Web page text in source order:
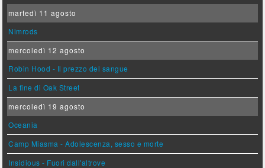
martedì 11 agosto
Nimrods
mercoledì 12 agosto
Robin Hood - Il prezzo del sangue
La fine di Oak Street
mercoledì 19 agosto
Oceania
Camp Miasma - Adolescenza, sesso e morte
Insidious - Fuori dall'altrove